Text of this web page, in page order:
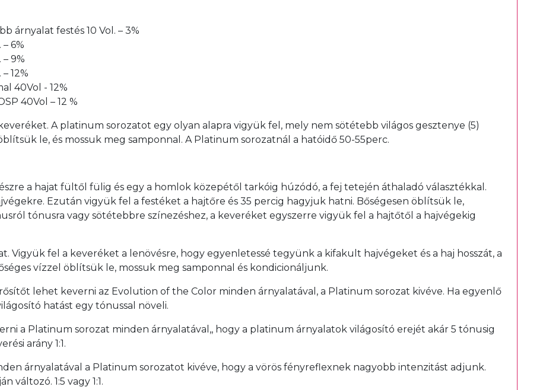
árnyalat festés 10 Vol. – 3%
6%
9%
12%
40Vol - 12%
40Vol – 12 %
A platinum sorozatot egy olyan alapra vigyük fel, mely nem sötétebb világos gesztenye (5)
le, és mossuk meg samponnal. A Platinum sorozatnál a hatóidő 50-55perc.
a hajat fültől fülig és egy a homlok közepétől tarkóig húzódó, a fej tetején áthaladó választékkal.
Ezután vigyük fel a festéket a hajtőre és 35 percig hagyjuk hatni. Bőségesen öblítsük le,
tónusra vagy sötétebbre színezéshez, a keveréket egyszerre vigyük fel a hajtőtől a hajvégekig
Vigyük fel a keveréket a lenövésre, hogy egyenletessé tegyünk a kifakult hajvégeket és a haj hosszát, a
vízzel öblítsük le, mossuk meg samponnal és kondicionáljunk.
lehet keverni az Evolution of the Color minden árnyalatával, a Platinum sorozat kivéve. Ha egyenlő
hatást egy tónussal növeli.
a Platinum sorozat minden árnyalatával,, hogy a platinum árnyalatok világosító erejét akár 5 tónusig
arány 1:1.
árnyalatával a Platinum sorozatot kivéve, hogy a vörös fényreflexnek nagyobb intenzitást adjunk.
változó. 1:5 vagy 1:1.